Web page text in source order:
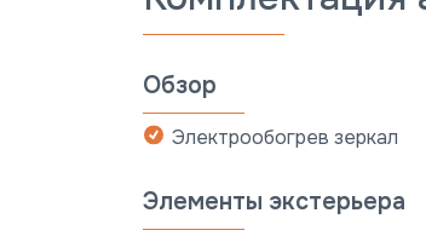
Обзор
Электрообогрев зеркал
Элементы экстерьера